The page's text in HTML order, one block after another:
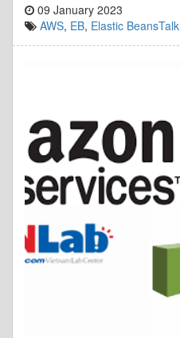
09 January 2023
AWS, EB, Elastic BeansTalk